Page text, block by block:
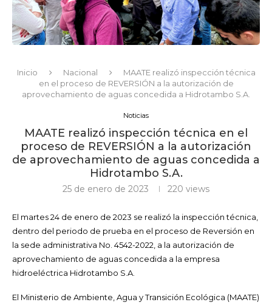
Inicio Nacional
MAATE realizó inspección técnica
en el proceso de REVERSIÓN a la autorización de
aprovechamiento de aguas concedida a Hidrotambo S.A.
Noticias
MAATE realizó inspección técnica en el
proceso de REVERSIÓN a la autorización
de aprovechamiento de aguas concedida a
Hidrotambo S.A.
25 de enero de 2023 220 views
El martes 24 de enero de 2023 se realizó la inspección técnica,
dentro del periodo de prueba en el proceso de Reversión en
la sede administrativa No. 4542-2022, a la autorización de
aprovechamiento de aguas concedida a la empresa
hidroeléctrica Hidrotambo S.A.
El Ministerio de Ambiente, Agua y Transición Ecológica (MAATE)